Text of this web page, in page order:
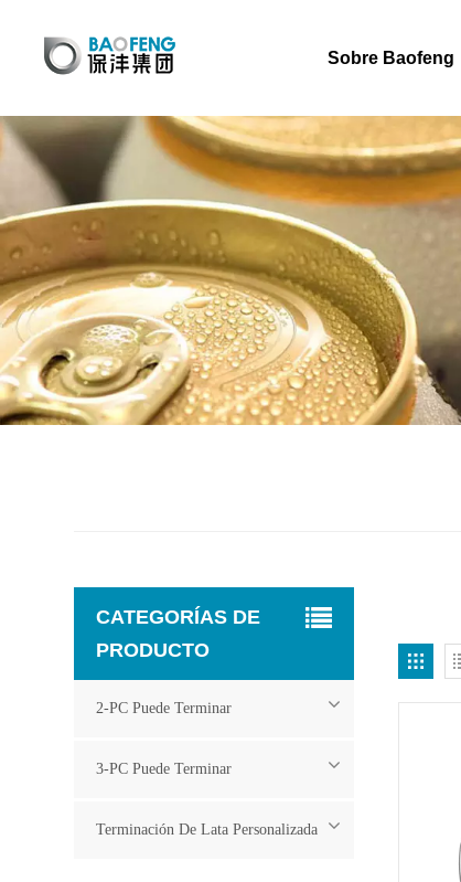
Sobre Baofeng
CATEGORÍAS DE
PRODUCTO
2-PC Puede Terminar
3-PC Puede Terminar
Terminación De Lata Personalizada